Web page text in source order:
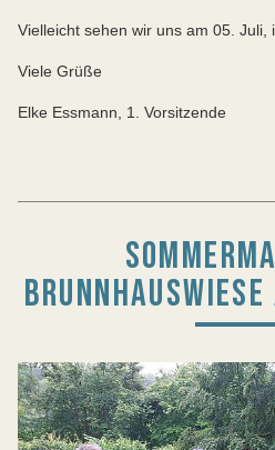
Vielleicht sehen wir uns am 05. Juli,
Viele Grüße
Elke Essmann, 1. Vorsitzende